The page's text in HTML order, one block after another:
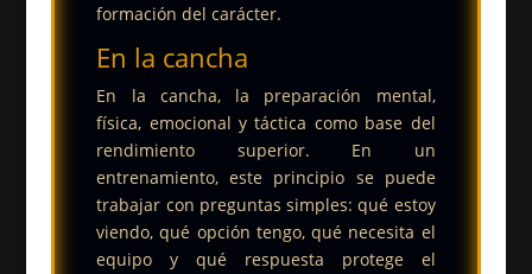
formación del carácter.
En la cancha
En la cancha, la preparación mental,
física, emocional y táctica como base del
rendimiento superior. En un
entrenamiento, este principio se puede
trabajar con preguntas simples: qué estoy
viendo, qué opción tengo, qué necesita el
equipo y qué respuesta protege el